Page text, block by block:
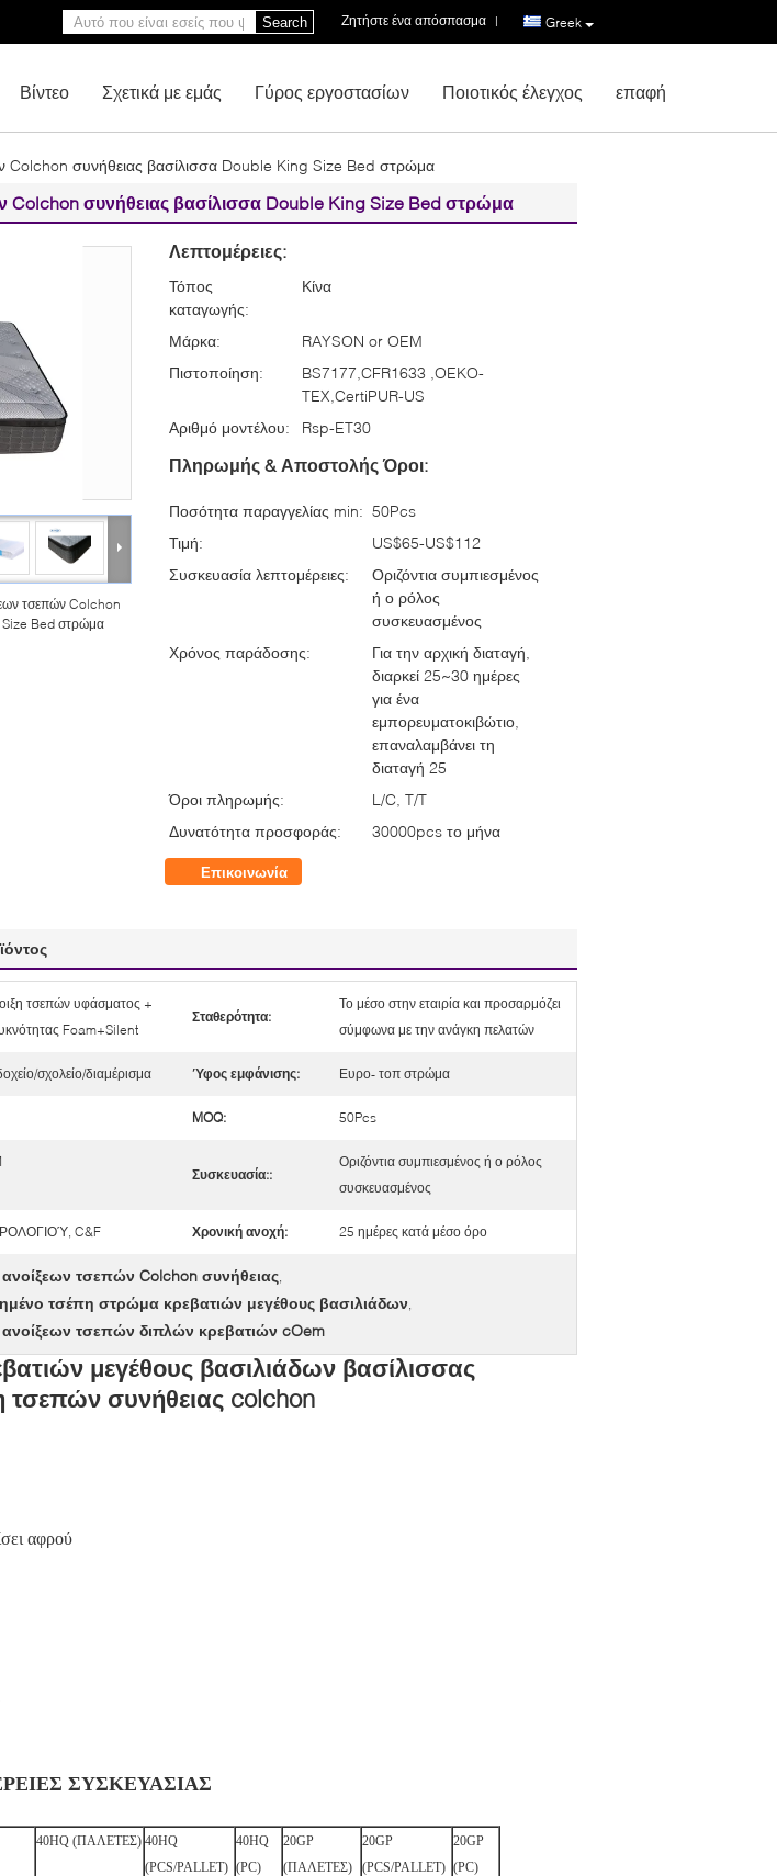
Greek
Ζητήστε ένα απόσπασμα |
Search
Βίντεο Σχετικά με εμάς Γύρος εργοστασίων Ποιοτικός έλεγχος επαφή
Colchon συνήθειας βασίλισσα Double King Size Bed στρώμα
συνήθειας βασίλισσα Double King Size Bed στρώμα
τσεπών Colchon
Size Bed στρώμα
Λεπτομέρειες:
Τόπος
καταγωγής:
Κίνα
Μάρκα:
RAYSON or OEM
Πιστοποίηση:
BS7177,CFR1633 ,OEKO-
TEX,CertiPUR-US
Αριθμό μοντέλου:
Rsp-ET30
Πληρωμής & Αποστολής Όροι:
Ποσότητα παραγγελίας min: 50Pcs
Τιμή:
US$65-US$112
Συσκευασία λεπτομέρειες:
Οριζόντια συμπιεσμένος
ή ο ρόλος
συσκευασμένος
Χρόνος παράδοσης:
Για την αρχική διαταγή,
διαρκεί 25~30 ημέρες
για ένα
εμπορευματοκιβώτιο,
επαναλαμβάνει τη
διαταγή 25
Όροι πληρωμής:
L/C, T/T
Δυνατότητα προσφοράς:
30000pcs το μήνα
Επικοινωνία
τσεπών υφάσματος +
Foam+Silent
Σταθερότητα:
Το μέσο στην εταιρία και προσαρμόζει
σύμφωνα με την ανάγκη πελατών
σχολείο/διαμέρισμα Ύφος εμφάνισης: Ευρο- τοπ στρώμα
MOQ: 50Pcs
Συσκευασία::
Οριζόντια συμπιεσμένος ή ο ρόλος
συσκευασμένος
C&F Χρονική ανοχή: 25 ημέρες κατά μέσο όρο
τσεπών Colchon συνήθειας,
τσέπη στρώμα κρεβατιών μεγέθους βασιλιάδων,
τσεπών διπλών κρεβατιών cOem
μεγέθους βασιλιάδων βασίλισσας
συνήθειας colchon
αφρού
ΣΥΣΚΕΥΑΣΙΑΣ
40HQ (ΠΑΛΕΤΕΣ) 40HQ
(PCS/PALLET)
40HQ
(PC)
20GP
(ΠΑΛΕΤΕΣ)
20GP
(PCS/PALLET)
20GP
(PC)